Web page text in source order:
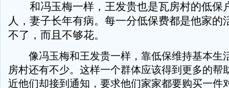
和冯玉梅一样，王发贵也是瓦房村的低保
人，妻子长年有病。每一分低保费都是他家的
不了，而且不够花。
像冯玉梅和王发贵一样，靠低保维持基本生
房村还有不少。这样一个群体应该得到更多的帮
近他们却接到通知，要求他们家家都要购买一件